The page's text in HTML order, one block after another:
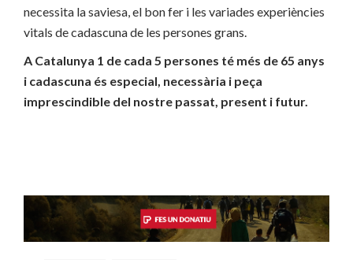
necessita la saviesa, el bon fer i les variades experiències
vitals de cadascuna de les persones grans.
A Catalunya 1 de cada 5 persones té més de 65 anys
i cadascuna és especial, necessària i peça
imprescindible del nostre passat, present i futur.